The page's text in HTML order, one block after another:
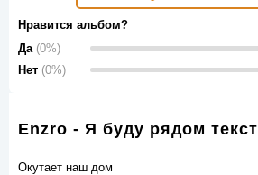
Нравится альбом?
Да (0%)
Нет (0%)
Enzro - Я буду рядом текст
Окутает наш дом